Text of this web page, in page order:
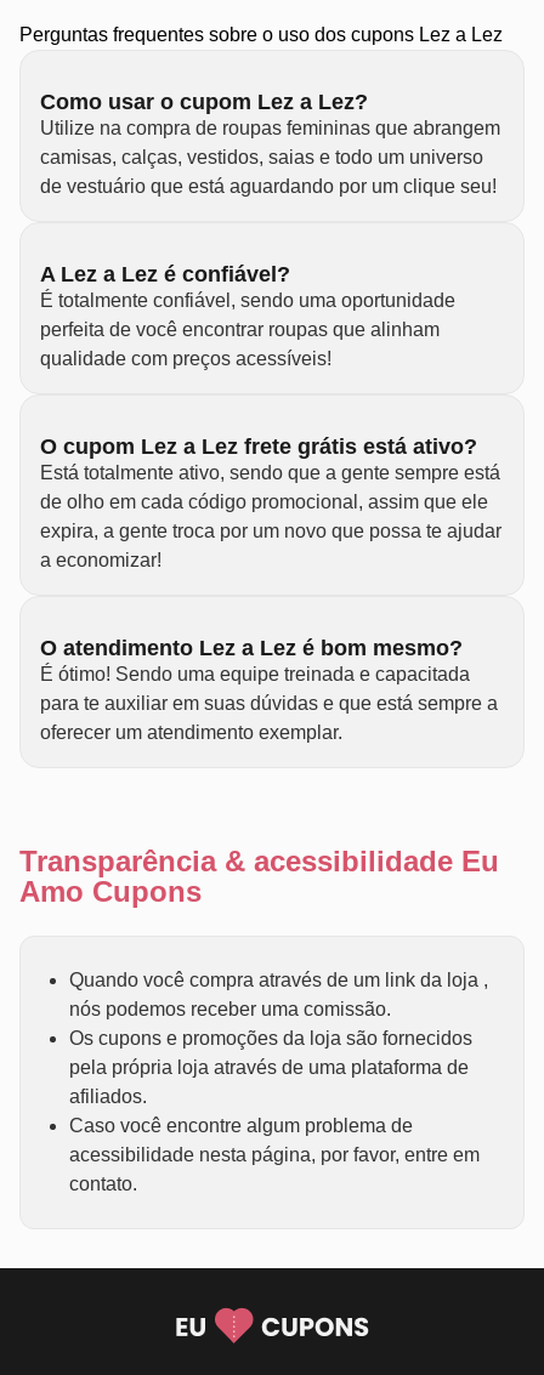
Perguntas frequentes sobre o uso dos cupons Lez a Lez
Como usar o cupom Lez a Lez?
Utilize na compra de roupas femininas que abrangem
camisas, calças, vestidos, saias e todo um universo
de vestuário que está aguardando por um clique seu!
A Lez a Lez é confiável?
É totalmente confiável, sendo uma oportunidade
perfeita de você encontrar roupas que alinham
qualidade com preços acessíveis!
O cupom Lez a Lez frete grátis está ativo?
Está totalmente ativo, sendo que a gente sempre está
de olho em cada código promocional, assim que ele
expira, a gente troca por um novo que possa te ajudar
a economizar!
O atendimento Lez a Lez é bom mesmo?
É ótimo! Sendo uma equipe treinada e capacitada
para te auxiliar em suas dúvidas e que está sempre a
oferecer um atendimento exemplar.
Transparência & acessibilidade Eu
Amo Cupons
Quando você compra através de um link da loja ,
nós podemos receber uma comissão.
Os cupons e promoções da loja são fornecidos
pela própria loja através de uma plataforma de
afiliados.
Caso você encontre algum problema de
acessibilidade nesta página, por favor, entre em
contato.